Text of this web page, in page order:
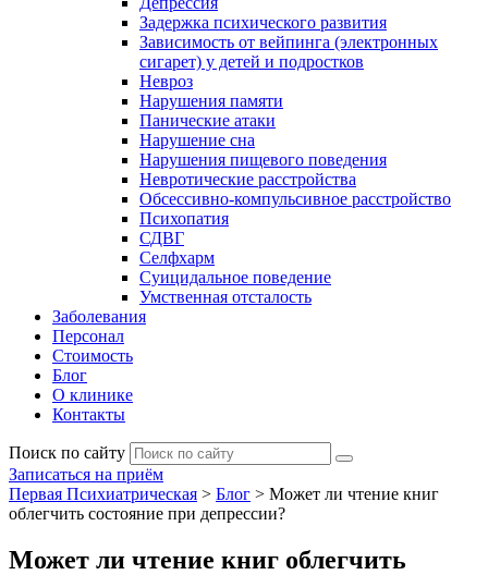
Задержка психического развития
Зависимость от вейпинга (электронных
сигарет) у детей и подростков
Невроз
Нарушения памяти
Панические атаки
Нарушение сна
Нарушения пищевого поведения
Невротические расстройства
Обсессивно-компульсивное расстройство
Психопатия
СДВГ
Селфхарм
Суицидальное поведение
Умственная отсталость
Заболевания
Персонал
Стоимость
Блог
О клинике
Контакты
Поиск по сайту
Записаться на приём
Первая Психиатрическая > Блог > Может ли чтение книг
облегчить состояние при депрессии?
Может ли чтение книг облегчить